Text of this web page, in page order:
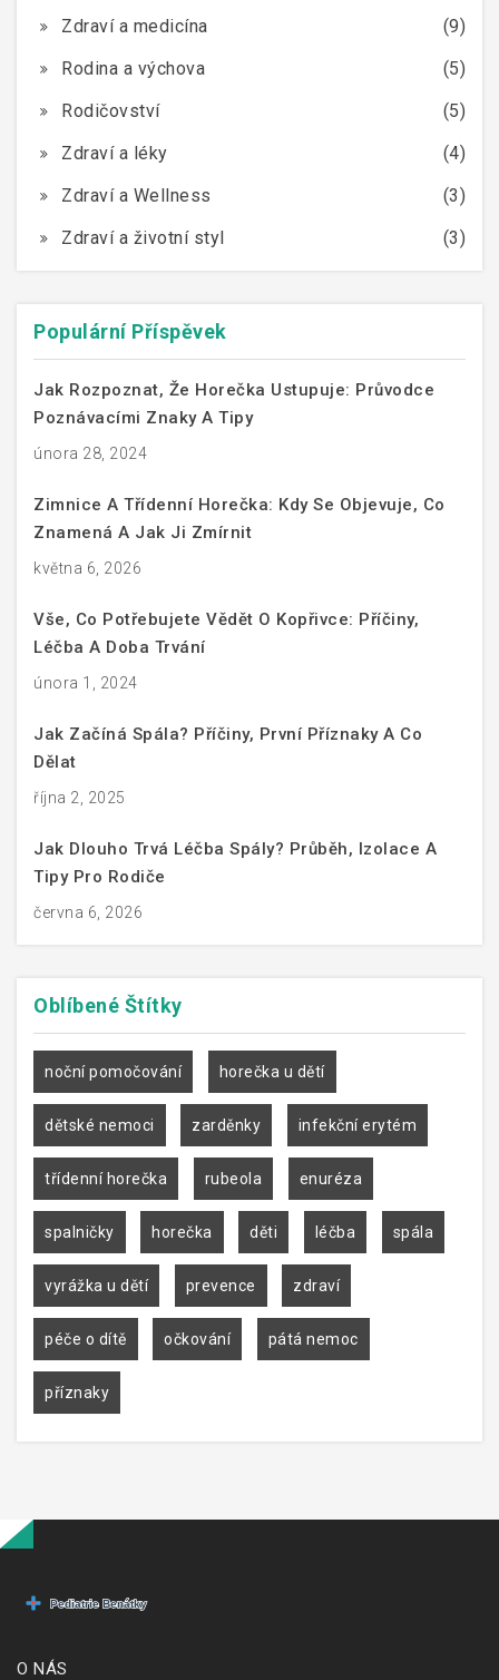
Zdraví a medicína
(9)
Rodina a výchova
(5)
Rodičovství
(5)
Zdraví a léky
(4)
Zdraví a Wellness
(3)
Zdraví a životní styl
(3)
Populární Příspěvek
Jak Rozpoznat, Že Horečka Ustupuje: Průvodce
Poznávacími Znaky A Tipy
února 28, 2024
Zimnice A Třídenní Horečka: Kdy Se Objevuje, Co
Znamená A Jak Ji Zmírnit
května 6, 2026
Vše, Co Potřebujete Vědět O Kopřivce: Příčiny,
Léčba A Doba Trvání
února 1, 2024
Jak Začíná Spála? Příčiny, První Příznaky A Co
Dělat
října 2, 2025
Jak Dlouho Trvá Léčba Spály? Průběh, Izolace A
Tipy Pro Rodiče
června 6, 2026
Oblíbené Štítky
noční pomočování horečka u dětí
dětské nemoci zarděnky infekční erytém
třídenní horečka rubeola enuréza
spalničky horečka děti léčba spála
vyrážka u dětí prevence zdraví
péče o dítě očkování pátá nemoc
příznaky
O NÁS